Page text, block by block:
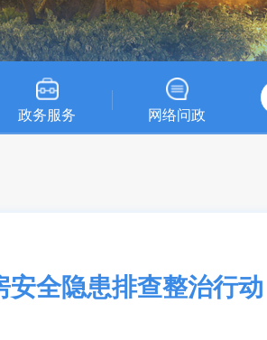
政务服务 网络问政
全隐患排查整治行动